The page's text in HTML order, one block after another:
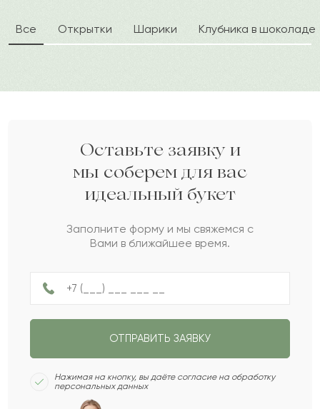
Т 2023-11-19
Табыс
И 2023-11-08
Ильхам
2023-10-22
Келен
Святослав
Любава
К Кулай
Нурзия
Все Открытки Шарики Клубника в шоколаде
Оставьте заявку и
мы соберем для вас
идеальный букет
Заполните форму и мы свяжемся с
Вами в ближайшее время.
ОТПРАВИТЬ ЗАЯВКУ
Нажимая на кнопку, вы даёте согласие на обработку
персональных данных